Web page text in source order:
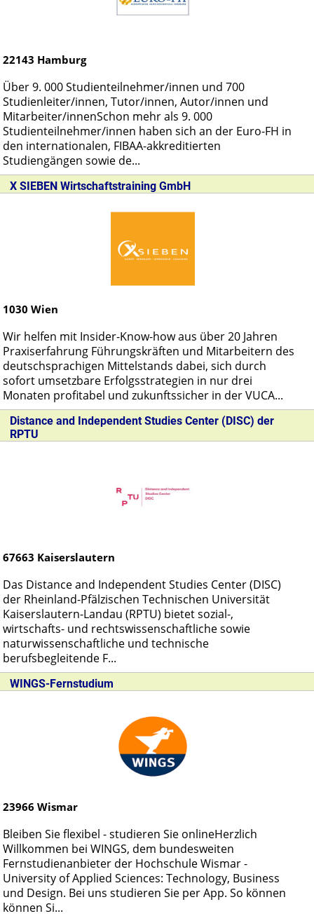
22143 Hamburg
Über 9. 000 Studienteilnehmer/innen und 700
Studienleiter/innen, Tutor/innen, Autor/innen und
Mitarbeiter/innenSchon mehr als 9. 000
Studienteilnehmer/innen haben sich an der Euro-FH in
den internationalen, FIBAA-akkreditierten
Studiengängen sowie de...
X SIEBEN Wirtschaftstraining GmbH
1030 Wien
Wir helfen mit Insider-Know-how aus über 20 Jahren
Praxiserfahrung Führungskräften und Mitarbeitern des
deutschsprachigen Mittelstands dabei, sich durch
sofort umsetzbare Erfolgsstrategien in nur drei
Monaten profitabel und zukunftssicher in der VUCA...
Distance and Independent Studies Center (DISC) der
RPTU
67663 Kaiserslautern
Das Distance and Independent Studies Center (DISC)
der Rheinland-Pfälzischen Technischen Universität
Kaiserslautern-Landau (RPTU) bietet sozial-,
wirtschafts- und rechtswissenschaftliche sowie
naturwissenschaftliche und technische
berufsbegleitende F...
WINGS-Fernstudium
23966 Wismar
Bleiben Sie flexibel - studieren Sie onlineHerzlich
Willkommen bei WINGS, dem bundesweiten
Fernstudienanbieter der Hochschule Wismar -
University of Applied Sciences: Technology, Business
und Design. Bei uns studieren Sie per App. So können
können Si...